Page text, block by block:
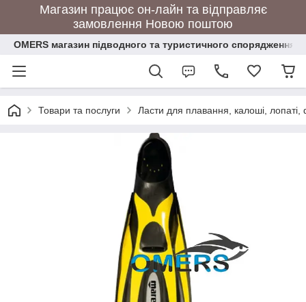
Магазин працює он-лайн та відправляє
замовлення Новою поштою
OMERS магазин підводного та туристичного спорядження
Товари та послуги Ласти для плавання, калоші, лопаті,